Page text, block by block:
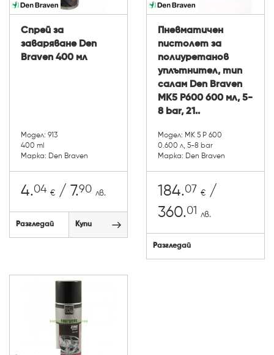
Спрей за
заваряване Den
Braven 400 мл
Модел: 913
400 ml
Марка: Den Braven
4.04 € / 7.90 лв.
Разгледай Купи
Пневматичен
пистолет за
полиуретанов
уплътнител, тип
салам Den Braven
MK5 P600 600 мл, 5-
8 bar, 21..
Модел: MK 5 P 600
0.600 л, 5-8 bar
Марка: Den Braven
184.07 € /
360.01 лв.
Разгледай